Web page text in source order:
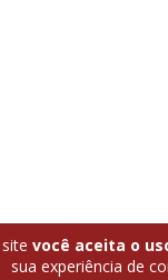
você aceita o
sua experiência de